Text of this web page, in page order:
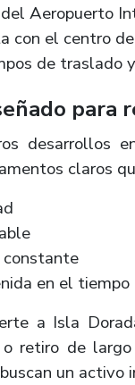
Aeropuerto
con el centro
de traslado
para
desarrollos
claros
en el tiempo
a Isla
retiro de
un activo